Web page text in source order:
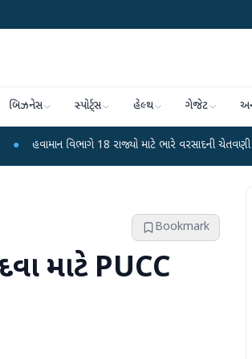
બિઝનેસ સ્પોર્ટ્સ હેલ્થ ગેજેટ
18 રાજ્યો માટે ભારે વરસાદની ચેતવણી જારી કરી ●
Bookmark
માટે PUCC